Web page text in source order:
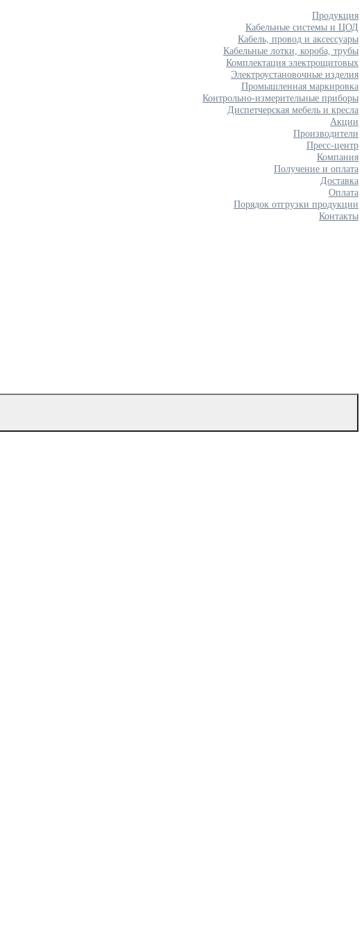
Продукция
Кабельные системы и ЦОД
Кабель, провод и аксессуары
Кабельные лотки, короба, трубы
Комплектация электрощитовых
Электроустановочные изделия
Промышленная маркировка
Контрольно-измерительные приборы
Диспетчерская мебель и кресла
Акции
Производители
Пресс-центр
Компания
Получение и оплата
Доставка
Оплата
Порядок отгрузки продукции
Контакты